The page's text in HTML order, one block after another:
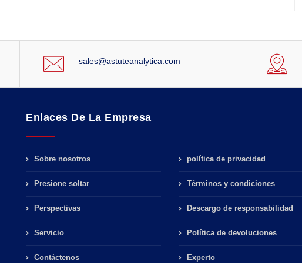
sales@astuteanalytica.com
Enlaces De La Empresa
Sobre nosotros
Presione soltar
Perspectivas
Servicio
Contáctenos
política de privacidad
Términos y condiciones
Descargo de responsabilidad
Política de devoluciones
Experto